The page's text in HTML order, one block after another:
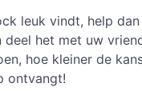
leuk vindt, help
deel het met uw
hoe kleiner de
ontvangt!